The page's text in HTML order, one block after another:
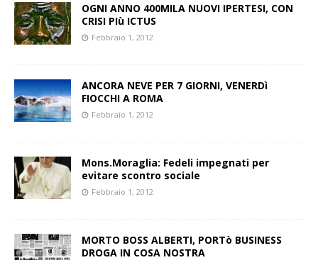
OGNI ANNO 400MILA NUOVI IPERTESI, CON
CRISI PIù ICTUS
Febbraio 1, 2012
ANCORA NEVE PER 7 GIORNI, VENERDì
FIOCCHI A ROMA
Febbraio 1, 2012
Mons.Moraglia: Fedeli impegnati per
evitare scontro sociale
Febbraio 1, 2012
MORTO BOSS ALBERTI, PORTò BUSINESS
DROGA IN COSA NOSTRA